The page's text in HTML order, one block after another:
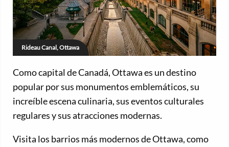
Rideau Canal, Ottawa
Como capital de Canadá, Ottawa es un destino
popular por sus monumentos emblemáticos, su
increíble escena culinaria, sus eventos culturales
regulares y sus atracciones modernas.
Visita los barrios más modernos de Ottawa, como